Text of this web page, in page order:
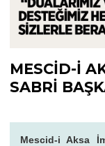
MESCİD-İ
SABRİ
Mescid-i Aksa